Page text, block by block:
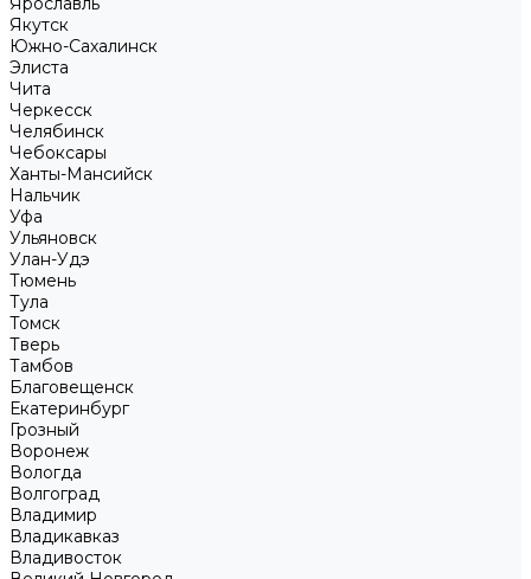
Якутск
Южно-Сахалинск
Элиста
Чита
Черкесск
Челябинск
Чебоксары
Ханты-Мансийск
Нальчик
Уфа
Ульяновск
Улан-Удэ
Тюмень
Тула
Томск
Тверь
Тамбов
Благовещенск
Екатеринбург
Грозный
Воронеж
Вологда
Волгоград
Владимир
Владикавказ
Владивосток